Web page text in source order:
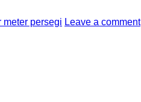
meter persegi Leave a comment